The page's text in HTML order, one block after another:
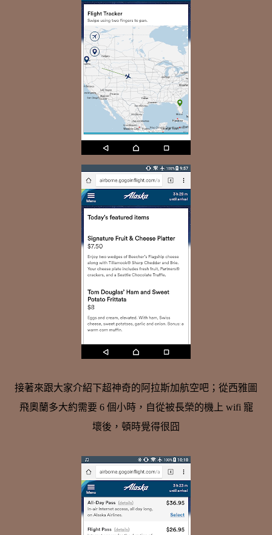
接著來跟大家介紹下超神奇的阿拉斯加航空吧；從西雅圖
飛奧蘭多大約需要 6 個小時，自從被長榮的機上 wifi 寵
壞後，頓時覺得很囧